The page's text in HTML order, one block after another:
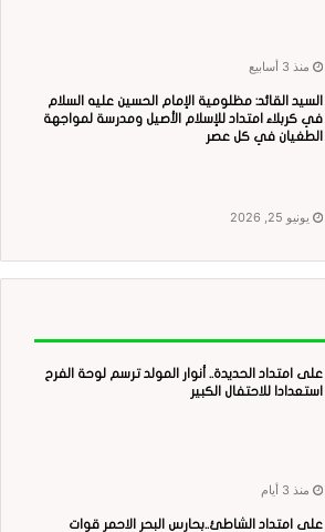
منذ 3 أسابيع
السيد القائد: مظلومية الإمام الحسين عليه السلام
في كربلاء امتداد للإسلام الأصيل ومدرسة لمواجهة
الطغيان في كل عصر
يونيو 25, 2026
على امتداد الحديدة.. أنوار المولد ترسم لوحة الفرح
استعدادا للاحتفال الكبير
منذ 3 أيام
على امتداد الشاطئ..بحارس البحر الاحمر قوات